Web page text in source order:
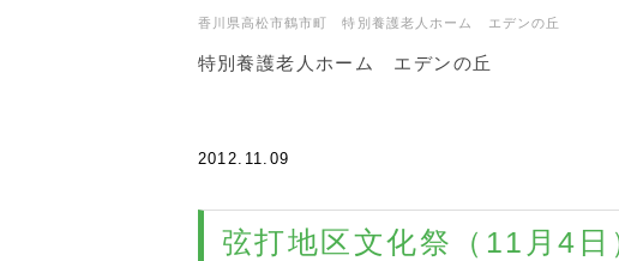
香川県高松市鶴市町 特別養護老人ホーム エデンの丘
特別養護老人ホーム エデンの丘
2012.11.09
弦打地区文化祭（11月4日